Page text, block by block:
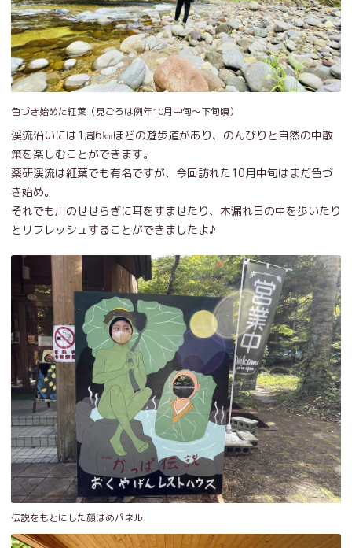
色づき始めた紅葉（見ごろは例年10月中旬～下旬頃）
渓流沿いには1周6㎞ほどの遊歩道があり、のんびりと自然の中散
策を楽しむことができます。
薬研渓流は紅葉でも有名ですが、今回訪れた10月中旬はまだ色づ
き始め。
それでも川のせせらぎに耳をすませたり、木漏れ日の中を歩いたり
とリフレッシュすることができましたよ♪
伝説をもとにした顔はめパネル